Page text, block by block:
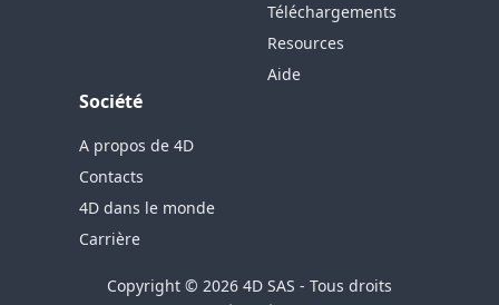
Téléchargements
Resources
Aide
Société
A propos de 4D
Contacts
4D dans le monde
Carrière
Copyright © 2026 4D SAS - Tous droits